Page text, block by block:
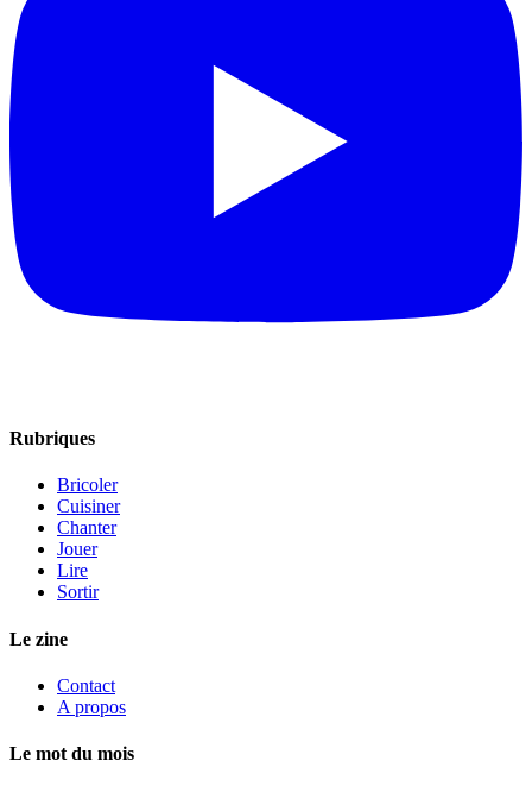
Rubriques
Bricoler
Cuisiner
Chanter
Jouer
Lire
Sortir
Le zine
Contact
A propos
Le mot du mois